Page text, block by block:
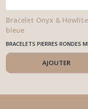
Bracelet Onyx & Howlite
bleue
BRACELETS PIERRES RONDES
AJOUTER